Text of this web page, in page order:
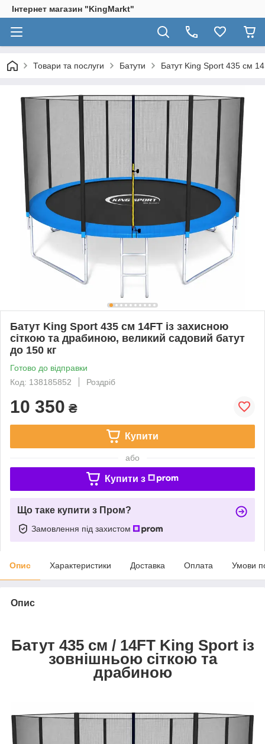
Інтернет магазин "KingМarkt"
Товари та послуги Батути Батут King Sport 435 см
Батут King Sport 435 см 14FT із захисною
сіткою та драбиною, великий садовий батут
до 150 кг
Готово до відправки
Код: 138185852
Роздріб
10 350 ₴
Купити
або
Купити з
Що таке купити з Пром?
Замовлення під захистом
Опис Характеристики Доставка Оплата Умови
Опис
Батут 435 см / 14FT King Sport із
зовнішньою сіткою та
драбиною